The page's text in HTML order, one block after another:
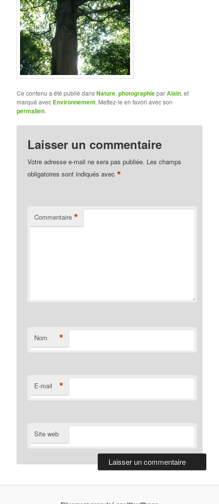
Ce contenu a été publié dansNature,photographieparAlain, et
marqué avec Environnement. Mettez-le en favori avec son
permalien.
Laisser un commentaire
Votre adresse e-mail ne sera pas publiée. Les champs
obligatoires sont indiqués avec*
Commentaire *
Nom *
E-mail *
Site web